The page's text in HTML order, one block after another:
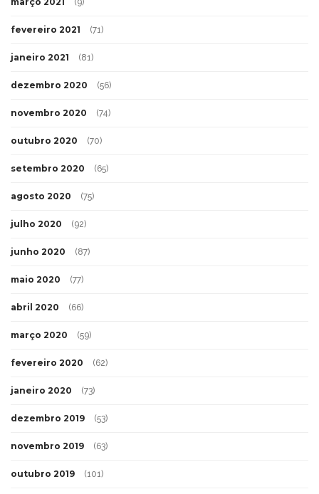
(9)
fevereiro 2021 (71)
janeiro 2021 (81)
dezembro 2020 (56)
novembro 2020 (74)
outubro 2020 (70)
setembro 2020 (65)
agosto 2020 (75)
julho 2020 (92)
junho 2020 (87)
maio 2020 (77)
abril 2020 (66)
março 2020 (59)
fevereiro 2020 (62)
janeiro 2020 (73)
dezembro 2019 (53)
novembro 2019 (63)
outubro 2019 (101)